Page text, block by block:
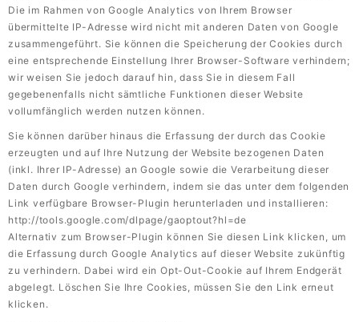
Die im Rahmen von Google Analytics von Ihrem Browser
übermittelte IP-Adresse wird nicht mit anderen Daten von Google
zusammengeführt. Sie können die Speicherung der Cookies durch
eine entsprechende Einstellung Ihrer Browser-Software verhindern;
wir weisen Sie jedoch darauf hin, dass Sie in diesem Fall
gegebenenfalls nicht sämtliche Funktionen dieser Website
vollumfänglich werden nutzen können.
Sie können darüber hinaus die Erfassung der durch das Cookie
erzeugten und auf Ihre Nutzung der Website bezogenen Daten
(inkl. Ihrer IP-Adresse) an Google sowie die Verarbeitung dieser
Daten durch Google verhindern, indem sie das unter dem folgenden
Link verfügbare Browser-Plugin herunterladen und installieren:
http://tools.google.com/dlpage/gaoptout?hl=de
Alternativ zum Browser-Plugin können Sie diesen Link klicken, um
die Erfassung durch Google Analytics auf dieser Website zukünftig
zu verhindern. Dabei wird ein Opt-Out-Cookie auf Ihrem Endgerät
abgelegt. Löschen Sie Ihre Cookies, müssen Sie den Link erneut
klicken.